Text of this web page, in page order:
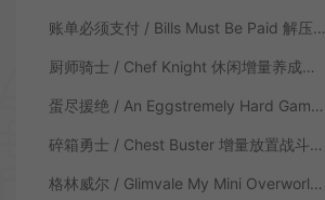
账单必须支付 / Bills Must Be Paid 解压增量肉鸽休闲游戏
厨师骑士 / Chef Knight 休闲增量养成游戏
蛋尽援绝 / An Eggstremely Hard Game 休闲合作闯关游戏
碎箱勇士 / Chest Buster 增量放置战斗游戏
格林威尔 / Glimvale My Mini Overworld 单人放置挂机城市建造游戏